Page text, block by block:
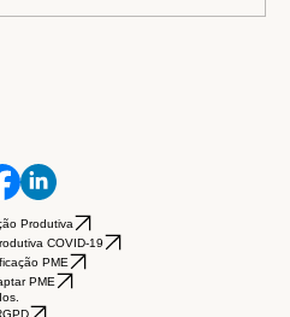
estabilidade e
têxtil
Produtiva
COVID-19
PME
PME